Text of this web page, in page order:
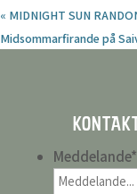
« MIDNIGHT SUN
Midsommarfirande på
Meddelande*